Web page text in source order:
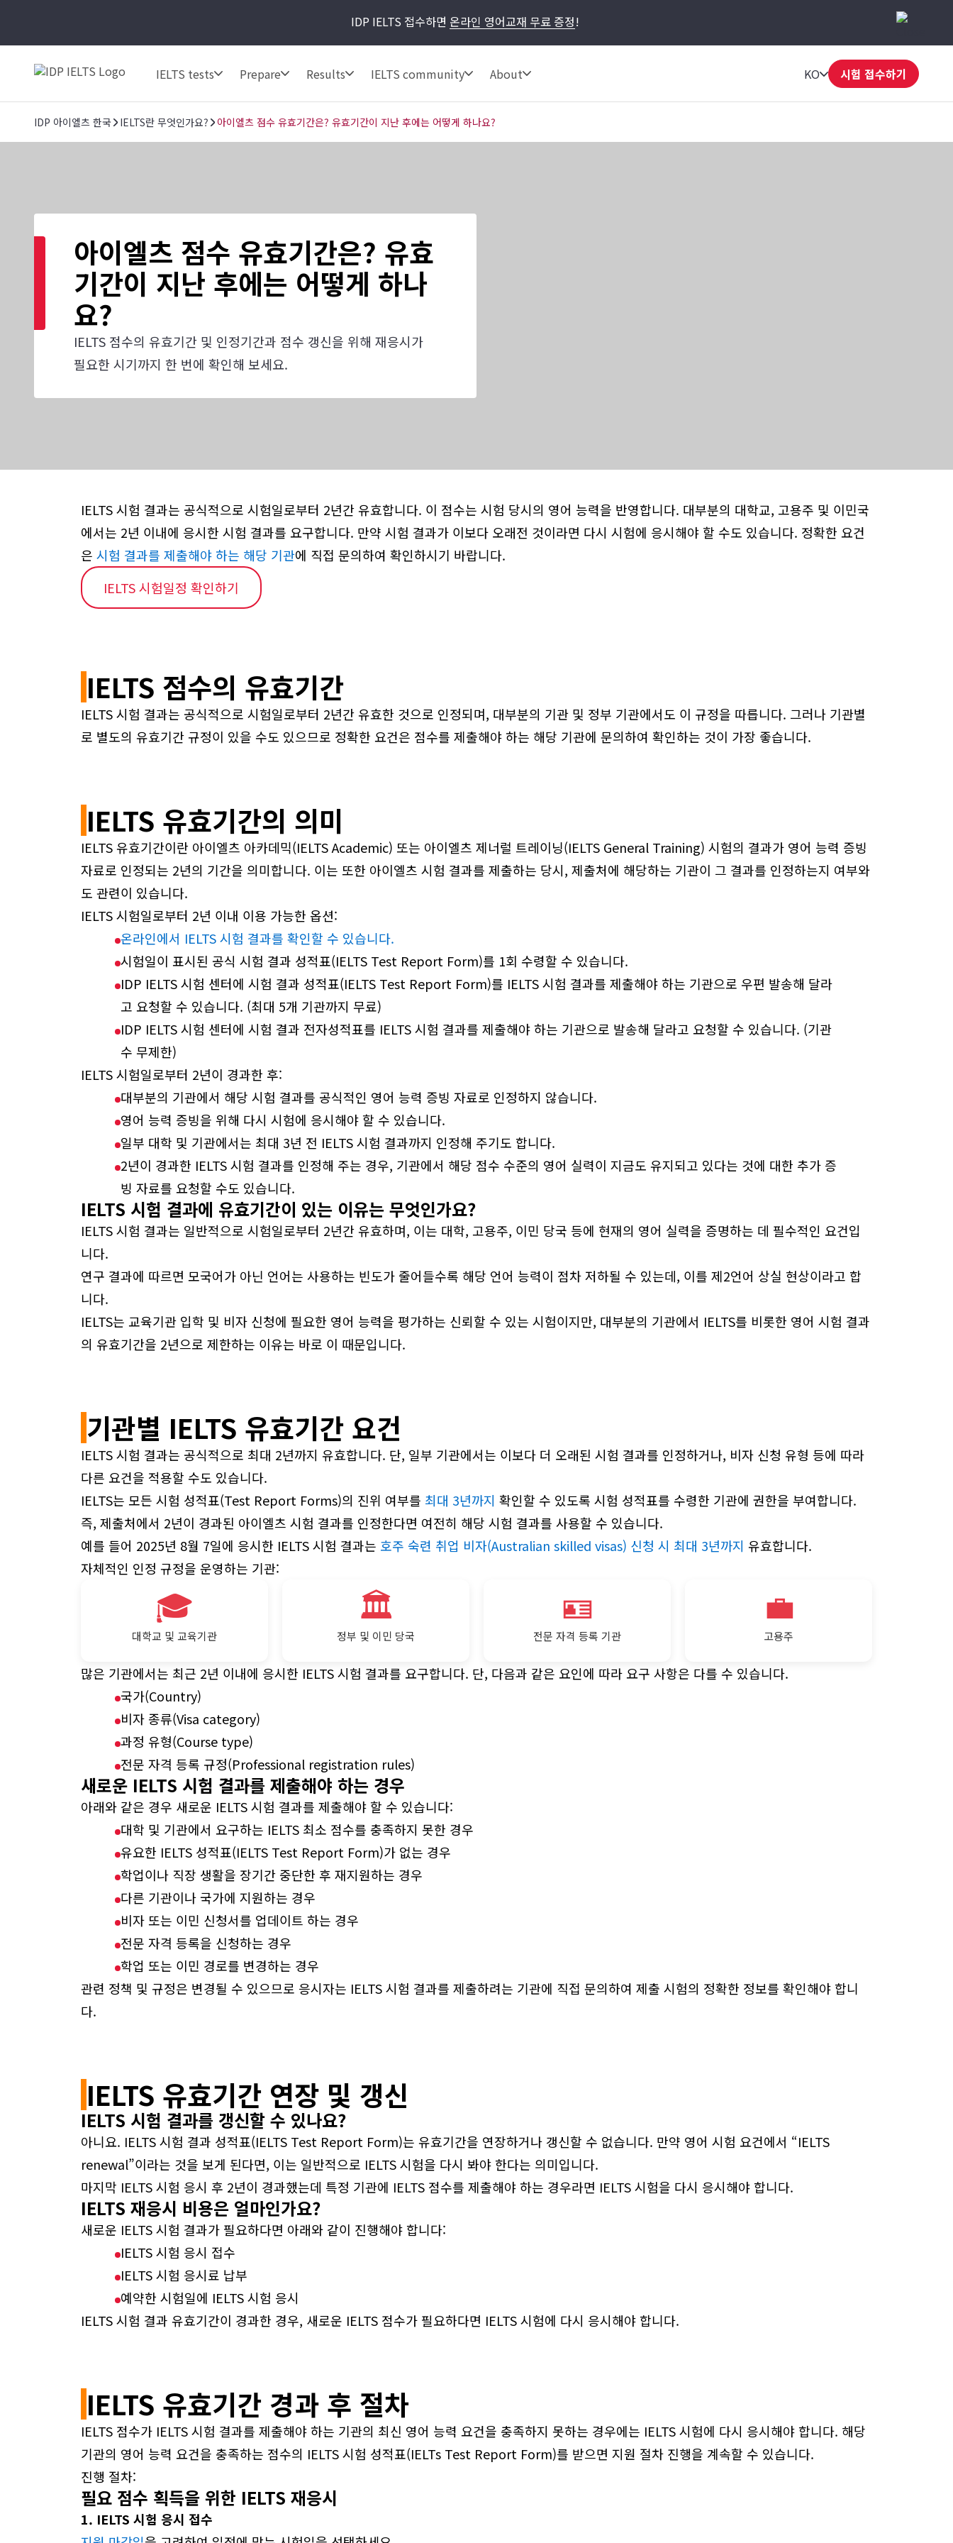
IDP IELTS 접수하면 온라인 영어교재 무료 증정!
IELTS tests Prepare Results IELTS community About KO 시험 접수하기
IDP 아이엘츠 한국 IELTS란 무엇인가요? 아이엘츠 점수 유효기간은? 유효기간이 지난 후에는 어떻게 하나요?
아이엘츠 점수 유효기간은? 유효
기간이 지난 후에는 어떻게 하나
요?
IELTS 점수의 유효기간 및 인정기간과 점수 갱신을 위해 재응시가
필요한 시기까지 한 번에 확인해 보세요.
IELTS 시험 결과는 공식적으로 시험일로부터 2년간 유효합니다. 이 점수는 시험 당시의 영어 능력을 반영합니다. 대부분의 대학교, 고용주 및 이민국
에서는 2년 이내에 응시한 시험 결과를 요구합니다. 만약 시험 결과가 이보다 오래전 것이라면 다시 시험에 응시해야 할 수도 있습니다. 정확한 요건
은 시험 결과를 제출해야 하는 해당 기관에 직접 문의하여 확인하시기 바랍니다.
IELTS 시험일정 확인하기
IELTS 점수의 유효기간
IELTS 시험 결과는 공식적으로 시험일로부터 2년간 유효한 것으로 인정되며, 대부분의 기관 및 정부 기관에서도 이 규정을 따릅니다. 그러나 기관별
로 별도의 유효기간 규정이 있을 수도 있으므로 정확한 요건은 점수를 제출해야 하는 해당 기관에 문의하여 확인하는 것이 가장 좋습니다.
IELTS 유효기간의 의미
IELTS 유효기간이란 아이엘츠 아카데믹(IELTS Academic) 또는 아이엘츠 제너럴 트레이닝(IELTS General Training) 시험의 결과가 영어 능력 증빙
자료로 인정되는 2년의 기간을 의미합니다. 이는 또한 아이엘츠 시험 결과를 제출하는 당시, 제출처에 해당하는 기관이 그 결과를 인정하는지 여부와
도 관련이 있습니다.
IELTS 시험일로부터 2년 이내 이용 가능한 옵션:
온라인에서 IELTS 시험 결과를 확인할 수 있습니다.
시험일이 표시된 공식 시험 결과 성적표(IELTS Test Report Form)를 1회 수령할 수 있습니다.
IDP IELTS 시험 센터에 시험 결과 성적표(IELTS Test Report Form)를 IELTS 시험 결과를 제출해야 하는 기관으로 우편 발송해 달라
고 요청할 수 있습니다. (최대 5개 기관까지 무료)
IDP IELTS 시험 센터에 시험 결과 전자성적표를 IELTS 시험 결과를 제출해야 하는 기관으로 발송해 달라고 요청할 수 있습니다. (기관
수 무제한)
IELTS 시험일로부터 2년이 경과한 후:
대부분의 기관에서 해당 시험 결과를 공식적인 영어 능력 증빙 자료로 인정하지 않습니다.
영어 능력 증빙을 위해 다시 시험에 응시해야 할 수 있습니다.
일부 대학 및 기관에서는 최대 3년 전 IELTS 시험 결과까지 인정해 주기도 합니다.
2년이 경과한 IELTS 시험 결과를 인정해 주는 경우, 기관에서 해당 점수 수준의 영어 실력이 지금도 유지되고 있다는 것에 대한 추가 증
빙 자료를 요청할 수도 있습니다.
IELTS 시험 결과에 유효기간이 있는 이유는 무엇인가요?
IELTS 시험 결과는 일반적으로 시험일로부터 2년간 유효하며, 이는 대학, 고용주, 이민 당국 등에 현재의 영어 실력을 증명하는 데 필수적인 요건입
니다.
연구 결과에 따르면 모국어가 아닌 언어는 사용하는 빈도가 줄어들수록 해당 언어 능력이 점차 저하될 수 있는데, 이를 제2언어 상실 현상이라고 합
니다.
IELTS는 교육기관 입학 및 비자 신청에 필요한 영어 능력을 평가하는 신뢰할 수 있는 시험이지만, 대부분의 기관에서 IELTS를 비롯한 영어 시험 결과
의 유효기간을 2년으로 제한하는 이유는 바로 이 때문입니다.
기관별 IELTS 유효기간 요건
IELTS 시험 결과는 공식적으로 최대 2년까지 유효합니다. 단, 일부 기관에서는 이보다 더 오래된 시험 결과를 인정하거나, 비자 신청 유형 등에 따라
다른 요건을 적용할 수도 있습니다.
IELTS는 모든 시험 성적표(Test Report Forms)의 진위 여부를 최대 3년까지 확인할 수 있도록 시험 성적표를 수령한 기관에 권한을 부여합니다.
즉, 제출처에서 2년이 경과된 아이엘츠 시험 결과를 인정한다면 여전히 해당 시험 결과를 사용할 수 있습니다.
예를 들어 2025년 8월 7일에 응시한 IELTS 시험 결과는 호주 숙련 취업 비자(Australian skilled visas) 신청 시 최대 3년까지 유효합니다.
자체적인 인정 규정을 운영하는 기관:
🎓
대학교 및 교육기관
🏛️
정부 및 이민 당국
🪪
전문 자격 등록 기관
💼
고용주
많은 기관에서는 최근 2년 이내에 응시한 IELTS 시험 결과를 요구합니다. 단, 다음과 같은 요인에 따라 요구 사항은 다를 수 있습니다.
국가(Country)
비자 종류(Visa category)
과정 유형(Course type)
전문 자격 등록 규정(Professional registration rules)
새로운 IELTS 시험 결과를 제출해야 하는 경우
아래와 같은 경우 새로운 IELTS 시험 결과를 제출해야 할 수 있습니다:
대학 및 기관에서 요구하는 IELTS 최소 점수를 충족하지 못한 경우
유요한 IELTS 성적표(IELTS Test Report Form)가 없는 경우
학업이나 직장 생활을 장기간 중단한 후 재지원하는 경우
다른 기관이나 국가에 지원하는 경우
비자 또는 이민 신청서를 업데이트 하는 경우
전문 자격 등록을 신청하는 경우
학업 또는 이민 경로를 변경하는 경우
관련 정책 및 규정은 변경될 수 있으므로 응시자는 IELTS 시험 결과를 제출하려는 기관에 직접 문의하여 제출 시험의 정확한 정보를 확인해야 합니
다.
IELTS 유효기간 연장 및 갱신
IELTS 시험 결과를 갱신할 수 있나요?
아니요. IELTS 시험 결과 성적표(IELTS Test Report Form)는 유효기간을 연장하거나 갱신할 수 없습니다. 만약 영어 시험 요건에서 “IELTS
renewal”이라는 것을 보게 된다면, 이는 일반적으로 IELTS 시험을 다시 봐야 한다는 의미입니다.
마지막 IELTS 시험 응시 후 2년이 경과했는데 특정 기관에 IELTS 점수를 제출해야 하는 경우라면 IELTS 시험을 다시 응시해야 합니다.
IELTS 재응시 비용은 얼마인가요?
새로운 IELTS 시험 결과가 필요하다면 아래와 같이 진행해야 합니다:
IELTS 시험 응시 접수
IELTS 시험 응시료 납부
예약한 시험일에 IELTS 시험 응시
IELTS 시험 결과 유효기간이 경과한 경우, 새로운 IELTS 점수가 필요하다면 IELTS 시험에 다시 응시해야 합니다.
IELTS 유효기간 경과 후 절차
IELTS 점수가 IELTS 시험 결과를 제출해야 하는 기관의 최신 영어 능력 요건을 충족하지 못하는 경우에는 IELTS 시험에 다시 응시해야 합니다. 해당
기관의 영어 능력 요건을 충족하는 점수의 IELTS 시험 성적표(IELTs Test Report Form)를 받으면 지원 절차 진행을 계속할 수 있습니다.
진행 절차:
필요 점수 획득을 위한 IELTS 재응시
1. IELTS 시험 응시 접수